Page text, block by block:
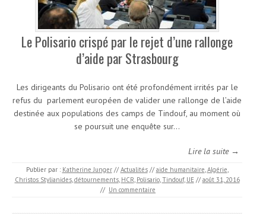
Le Polisario crispé par le rejet d’une rallonge
d’aide par Strasbourg
Les dirigeants du Polisario ont été profondément irrités par le
refus du parlement européen de valider une rallonge de l’aide
destinée aux populations des camps de Tindouf, au moment où
se poursuit une enquête sur…
Lire la suite →
Publier par : Katherine Junger // Actualités // aide humanitaire,Algérie,
Christos Stylianides,détournements, HCR, Polisario,Tindouf, UE // août 31, 2016
// Un commentaire